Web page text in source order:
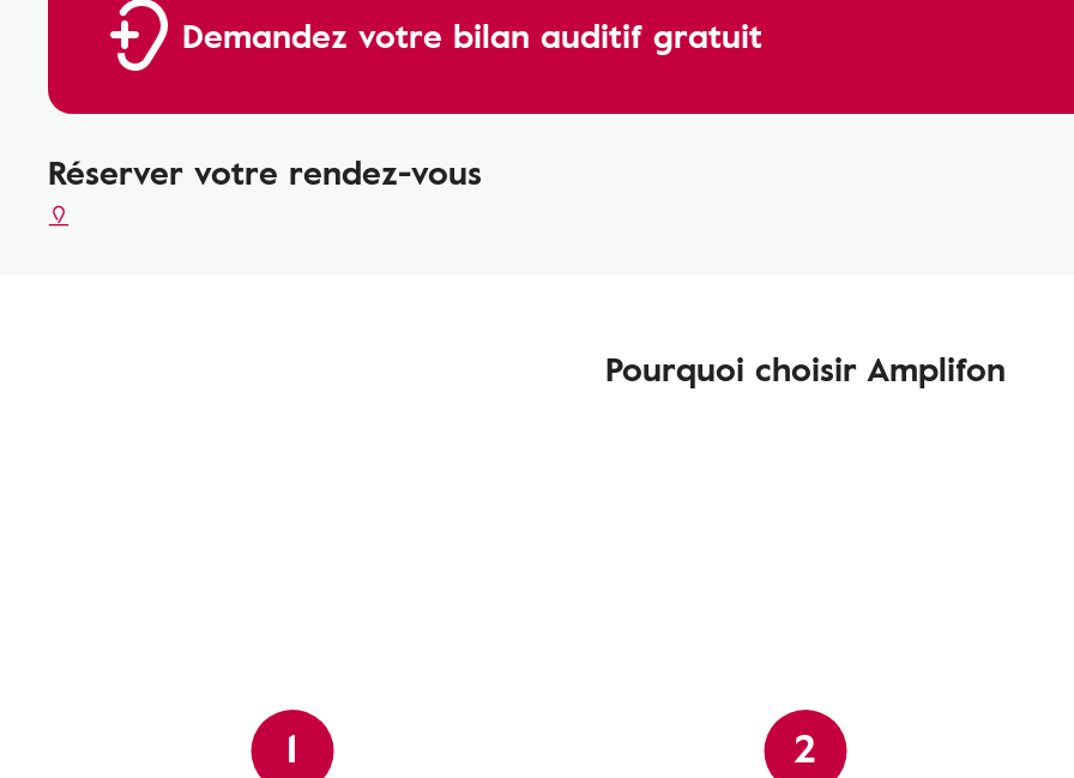
Demandez votre bilan auditif gratuit
Réserver votre rendez-vous
Pourquoi choisir Amplifon
1 2